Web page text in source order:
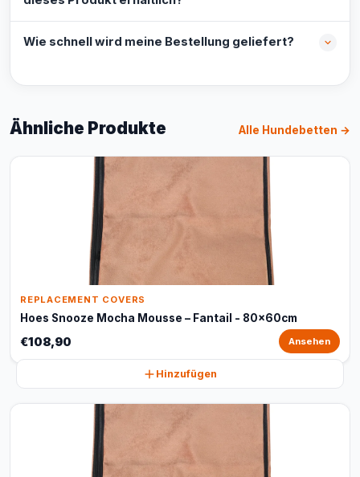
Wie schnell wird meine Bestellung geliefert?
Ähnliche Produkte Alle Hundebetten →
REPLACEMENT COVERS
Hoes Snooze Mocha Mousse – Fantail - 80x60cm
€108,90 Ansehen
Hinzufügen